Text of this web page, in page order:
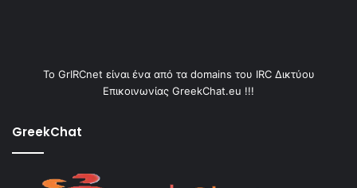
Το GrIRCnet είναι ένα από τα domains του IRC Δικτύου
Επικοινωνίας GreekChat.eu !!!
GreekChat